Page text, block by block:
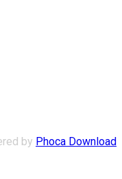
by Phoca Download